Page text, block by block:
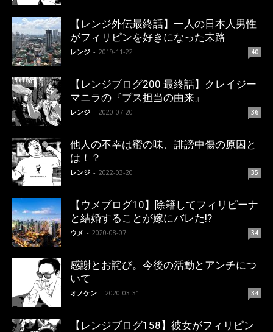
【レンジ外伝最終話】一人の日本人男性
がフィリピンを好きになった末路
レンジ - 2019-11-22 40
【レンジブログ200 最終話】クレイジー
マニラの『ブス担当の由来』
レンジ - 2020-07-20 36
他人の不幸は蜜の味、誹謗中傷の原因と
は！？
レンジ - 2022-03-20 35
【ウメブログ10】除籍してフィリピーナ
と結婚することが嫁にバレた!?
ウメ - 2020-08-07 34
感謝とお詫び。今後の活動とアンチにつ
いて
オノケン - 2020-03-31 34
【レンジブログ158】彼女がフィリピン